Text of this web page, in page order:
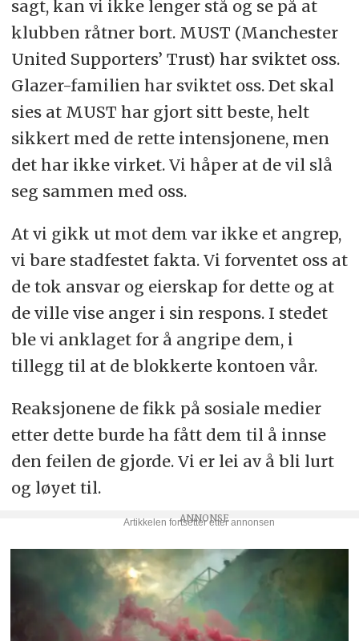
sagt, kan vi ikke lenger stå og se på at
klubben råtner bort. MUST (Manchester
United Supporters’ Trust) har sviktet oss.
Glazer-familien har sviktet oss. Det skal
sies at MUST har gjort sitt beste, helt
sikkert med de rette intensjonene, men
det har ikke virket. Vi håper at de vil slå
seg sammen med oss.
At vi gikk ut mot dem var ikke et angrep,
vi bare stadfestet fakta. Vi forventet oss at
de tok ansvar og eierskap for dette og at
de ville vise anger i sin respons. I stedet
ble vi anklaget for å angripe dem, i
tillegg til at de blokkerte kontoen vår.
Reaksjonene de fikk på sosiale medier
etter dette burde ha fått dem til å innse
den feilen de gjorde. Vi er lei av å bli lurt
og løyet til.